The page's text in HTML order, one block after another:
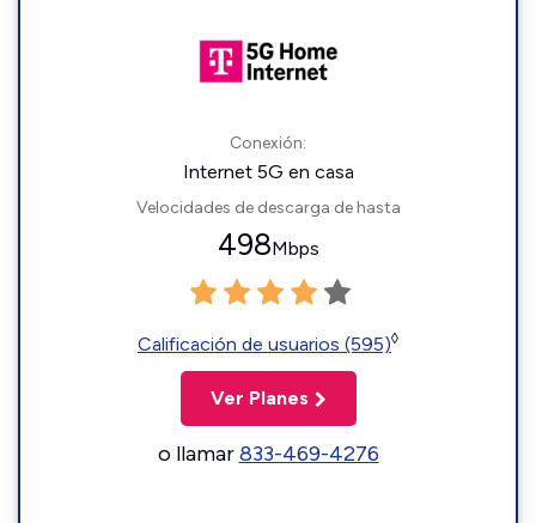
Conexión:
Internet 5G en casa
Velocidades de descarga de hasta
498Mbps
Calificación de usuarios (595)◊
Ver Planes
o llamar833-469-4276